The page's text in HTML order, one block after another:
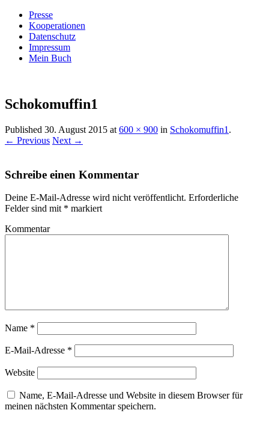
Presse
Kooperationen
Datenschutz
Impressum
Mein Buch
Villa König
Schokomuffin1
Published 30. August 2015 at 600 × 900 in Schokomuffin1 .
← Previous Next →
Schreibe einen Kommentar
Deine E-Mail-Adresse wird nicht veröffentlicht. Erforderliche
Felder sind mit * markiert
Kommentar
Name *
E-Mail-Adresse *
Website
Name, E-Mail-Adresse und Website in diesem Browser für
meinen nächsten Kommentar speichern.